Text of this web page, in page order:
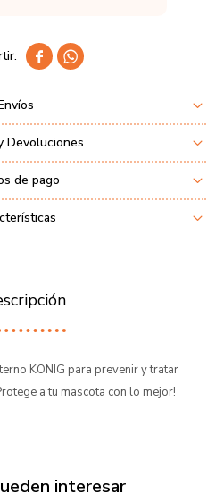
 
Devoluciones
de pago
KONIG para prevenir y tratar
a tu mascota con lo mejor!
interesar